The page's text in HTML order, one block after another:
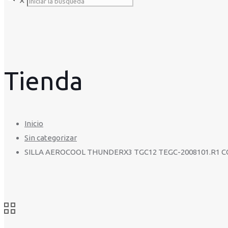
Tienda
Inicio
Sin categorizar
SILLA AEROCOOL THUNDERX3 TGC12 TEGC-2008101.R1